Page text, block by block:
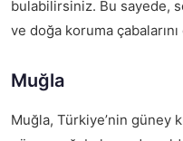
bulabilirsiniz. Bu sayede,
ve doğa koruma
Muğla
Muğla, Türkiye’nin güney